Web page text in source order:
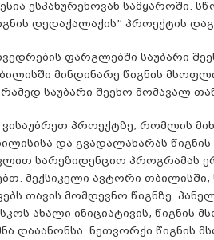
ესპანურენოვან სამყაროში.
დედაქალაქის” პროექტის
ფარგლებში საუბარი
მინდინარე წიგნის
საუბარი შეეხო მომავალ
პროექტზე, რომლის
და გვადალახარას
სარეზიდენციო პროგრამას
მექსიკელი ავტორი
თავის მომდევნო წიგნზე.
ახალი ინიციატივის, წიგნის
დააანონსა. ნეთვორქი წიგნის